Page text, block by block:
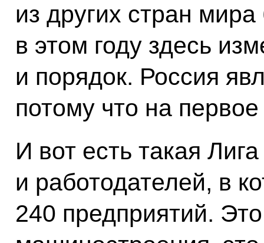
из других стран
в этом году здесь
и порядок. Россия
потому что на
И вот есть такая
и работодателей, в
240 предприятий.